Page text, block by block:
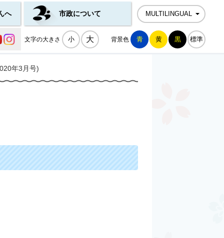
へ 市政について MULTILINGUAL
文字の大きさ 小 大 背景色 青 黄 黒 標準
年3月号)